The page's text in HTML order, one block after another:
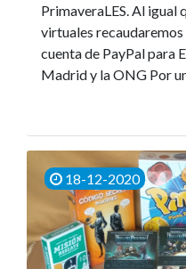
PrimaveraLES. Al igual
virtuales
cuenta de PayPal para
Madrid y la ONG Por
18-12-2020